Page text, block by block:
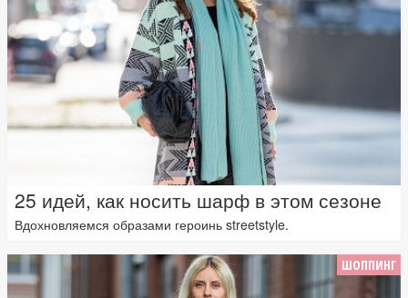
25 идей, как носить шарф в этом сезоне
Вдохновляемся образами героинь streetstyle.
ШОППИНГ